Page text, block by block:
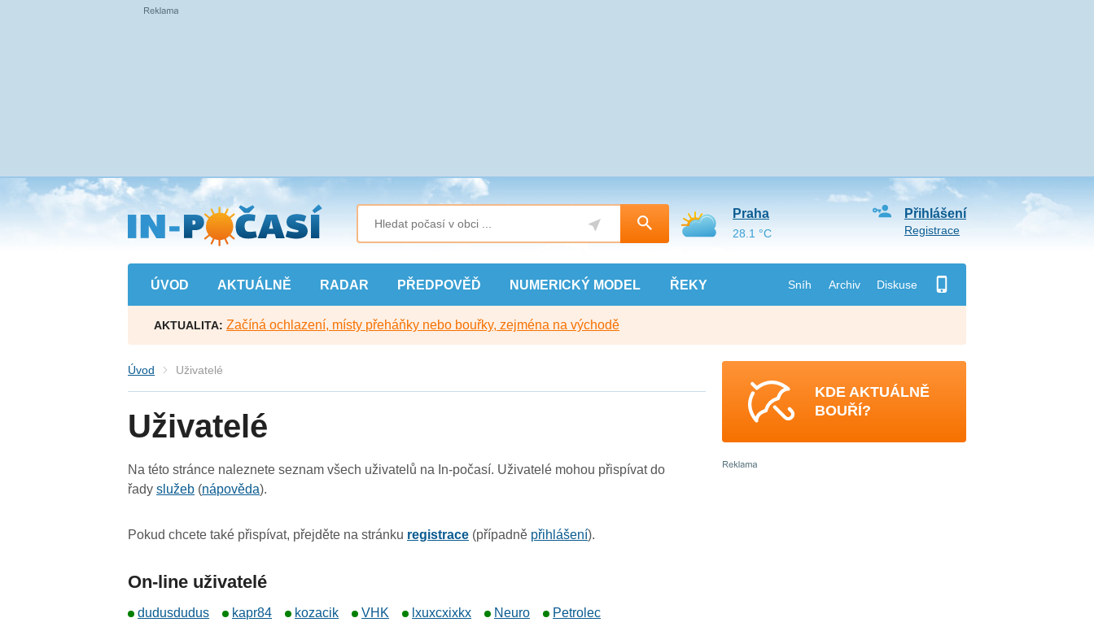
Přejít
na
hlavní
obsah
ÚVOD AKTUÁLNĚ RADAR PŘEDPOVĚĎ NUMERICKÝ MODEL ŘEKY Sníh Archiv Diskuse
Přihlášení
Registrace
Praha
28.1 °C
AKTUALITA: Začíná ochlazení, místy přeháňky nebo bouřky, zejména na východě
Úvod Uživatelé
Uživatelé
Na této stránce naleznete seznam všech uživatelů na In-počasí. Uživatelé mohou přispívat do
řadyslužeb (nápověda).
Pokud chcete také přispívat, přejděte na stránku registrace (případně přihlášení).
On-line uživatelé
dudusdudus kapr84 kozacik VHK lxuxcxixkx Neuro
Petrolec
KDE AKTUÁLNĚ
BOUŘÍ?